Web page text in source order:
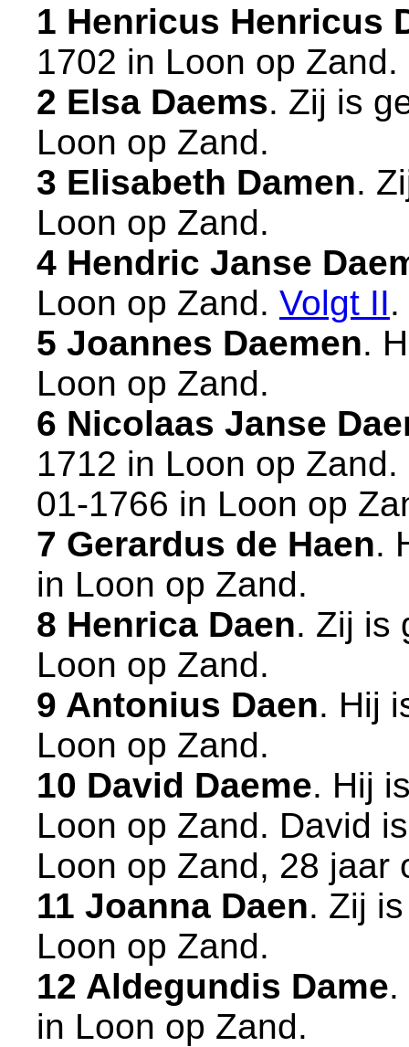
1 Henricus Henricus
1702 in Loon op Zand.
2 Elsa Daems. Zij is
Loon op Zand.
3 Elisabeth Damen.
Loon op Zand.
4 Hendric Janse
Loon op Zand. Volgt II.
5 Joannes Daemen.
Loon op Zand.
6 Nicolaas Janse
1712 in Loon op Zand.
01-1766 in Loon op
7 Gerardus de Haen.
in Loon op Zand.
8 Henrica Daen. Zij is
Loon op Zand.
9 Antonius Daen. Hij
Loon op Zand.
10 David Daeme. Hij
Loon op Zand. David
Loon op Zand, 28 jaar
11 Joanna Daen. Zij
Loon op Zand.
12 Aldegundis Dame.
in Loon op Zand.